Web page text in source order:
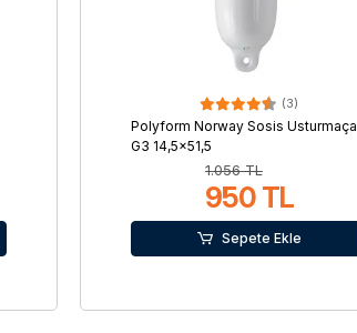
(3)
Polyform Norway Sosis Usturmaça
G3 14,5×51,5
1.056 TL
950 TL
Sepete Ekle